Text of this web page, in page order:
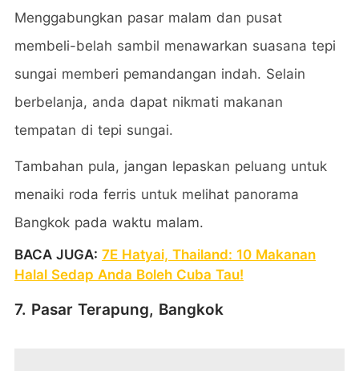
Menggabungkan pasar malam dan pusat
membeli-belah sambil menawarkan suasana tepi
sungai memberi pemandangan indah. Selain
berbelanja, anda dapat nikmati makanan
tempatan di tepi sungai.
Tambahan pula, jangan lepaskan peluang untuk
menaiki roda ferris untuk melihat panorama
Bangkok pada waktu malam.
BACA JUGA: 7E Hatyai, Thailand: 10 Makanan
Halal Sedap Anda Boleh Cuba Tau!
7. Pasar Terapung, Bangkok